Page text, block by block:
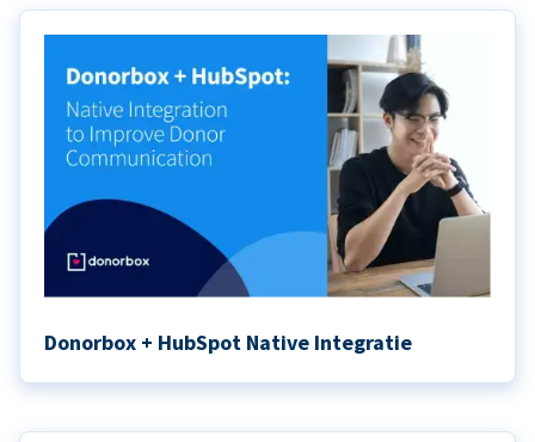
Donorbox + HubSpot Native Integratie